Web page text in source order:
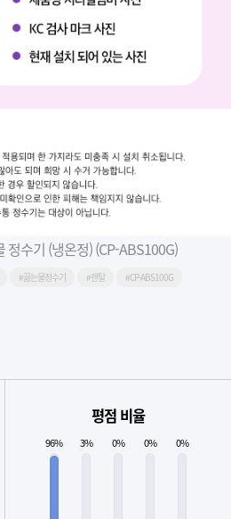
#끓는물정수기 #렌탈 #CP-ABS100G
평점 비율
96% 3% 0% 0% 0%